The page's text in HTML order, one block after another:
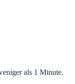
als 1 Minute.